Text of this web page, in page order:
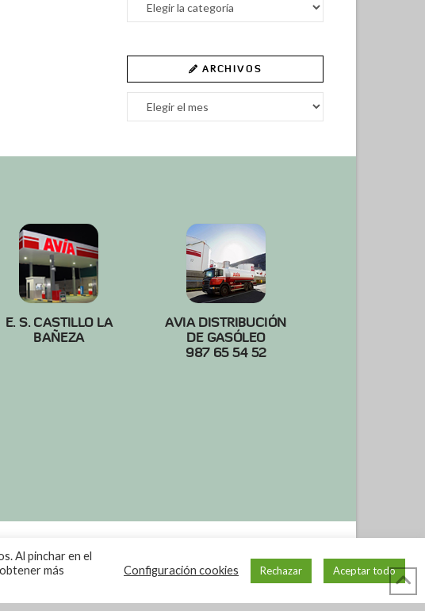
ARCHIVOS
Archivos
E. S. CASTILLO LA
BAÑEZA
AVIA DISTRIBUCIÓN
DE GASÓLEO
987 65 54 52
Al pinchar en el
más
Configuración cookies Rechazar Aceptar todo